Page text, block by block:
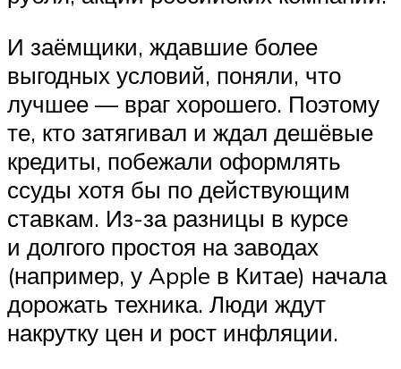
И заёмщики, ждавшие более
выгодных условий, поняли, что
лучшее — враг хорошего. Поэтому
те, кто затягивал и ждал дешёвые
кредиты, побежали оформлять
ссуды хотя бы по действующим
ставкам. Из-за разницы в курсе
и долгого простоя на заводах
(например, у Apple в Китае) начала
дорожать техника. Люди ждут
накрутку цен и рост инфляции.